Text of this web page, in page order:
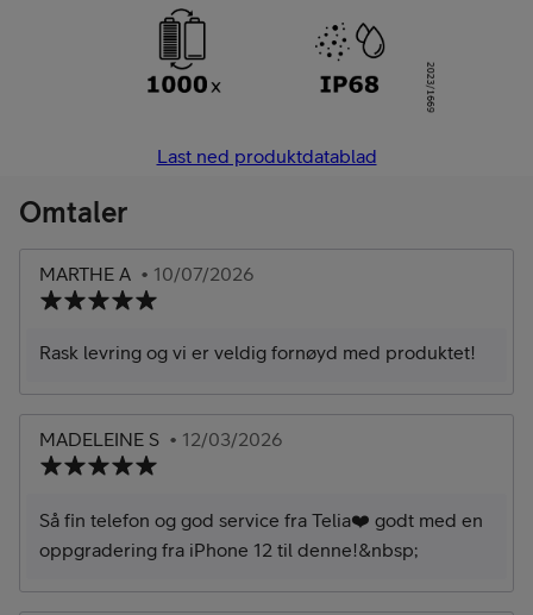
Last ned produktdatablad
Omtaler
MARTHE A • 10/07/2026
Rask levring og vi er veldig fornøyd med produktet!
MADELEINE S • 12/03/2026
Så fin telefon og god service fra Telia❤️ godt med en
oppgradering fra iPhone 12 til denne!&nbsp;